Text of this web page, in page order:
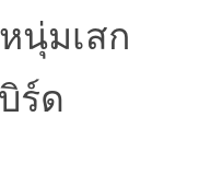
นุ่มเสก
ร์ด